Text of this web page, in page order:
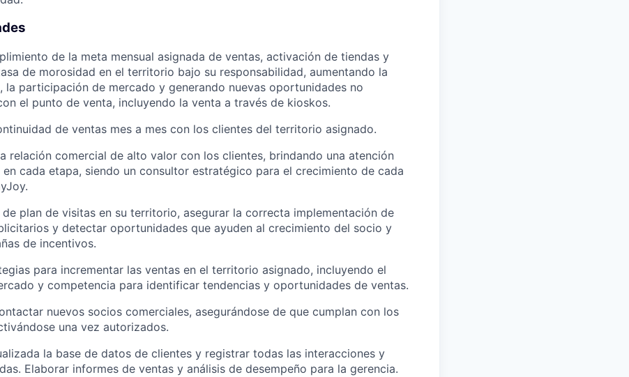
de la meta mensual asignada de ventas, activación de tiendas y
de morosidad en el territorio bajo su responsabilidad, aumentando la
la participación de mercado y generando nuevas oportunidades no
el punto de venta, incluyendo la venta a través de kioskos.
de ventas mes a mes con los clientes del territorio asignado.
relación comercial de alto valor con los clientes, brindando una atención
en cada etapa, siendo un consultor estratégico para el crecimiento de cada
plan de visitas en su territorio, asegurar la correcta implementación de
y detectar oportunidades que ayuden al crecimiento del socio y
de incentivos.
para incrementar las ventas en el territorio asignado, incluyendo el
y competencia para identificar tendencias y oportunidades de ventas.
nuevos socios comerciales, asegurándose de que cumplan con los
una vez autorizados.
la base de datos de clientes y registrar todas las interacciones y
Elaborar informes de ventas y análisis de desempeño para la gerencia.